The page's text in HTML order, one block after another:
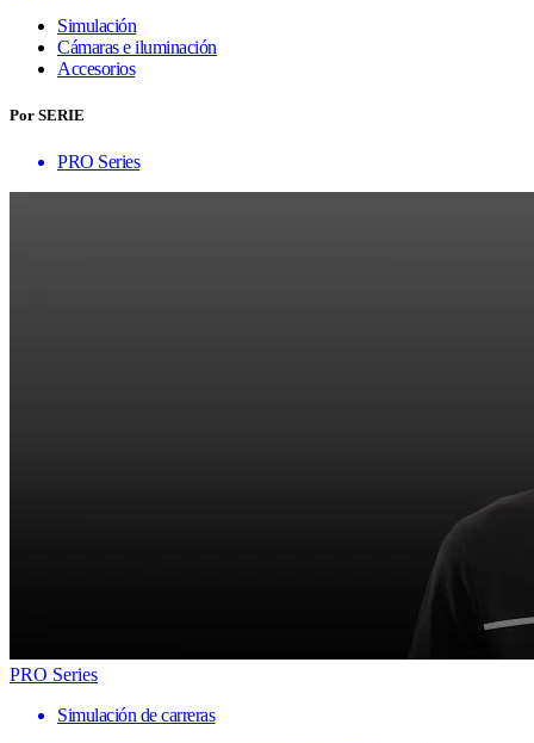
Simulación
Cámaras e iluminación
Accesorios
Por SERIE
PRO Series
PRO Series
Simulación de carreras